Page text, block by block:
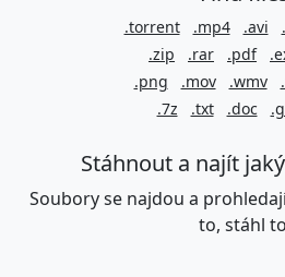
.torrent .mp4 .avi
.zip
.rar .pdf
.png
.mov .wmv
.7z
.txt .doc
Stáhnout a najít
Soubory se najdou a
to, stáhl